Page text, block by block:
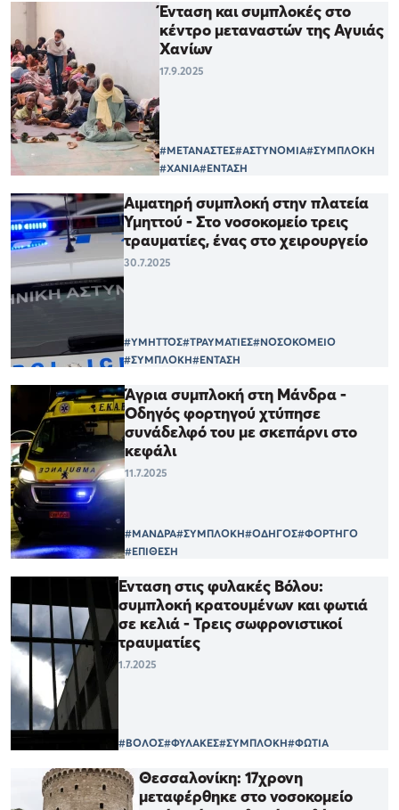
Ένταση και συμπλοκές στο
κέντρο μεταναστών της Αγυιάς
Χανίων
17.9.2025
#ΜΕΤΑΝΑΣΤΕΣ#ΑΣΤΥΝΟΜΙΑ#ΣΥΜΠΛΟΚΗ
#ΧΑΝΙΑ#ΕΝΤΑΣΗ
Αιματηρή συμπλοκή στην πλατεία
Υμηττού - Στο νοσοκομείο τρεις
τραυματίες, ένας στο χειρουργείο
30.7.2025
#ΥΜΗΤΤΟΣ#ΤΡΑΥΜΑΤΙΕΣ#ΝΟΣΟΚΟΜΕΙΟ
#ΣΥΜΠΛΟΚΗ#ΕΝΤΑΣΗ
Άγρια συμπλοκή στη Μάνδρα -
Οδηγός φορτηγού χτύπησε
συνάδελφό του με σκεπάρνι στο
κεφάλι
11.7.2025
#ΜΑΝΔΡΑ#ΣΥΜΠΛΟΚΗ#ΟΔΗΓΟΣ#ΦΟΡΤΗΓΟ
#ΕΠΙΘΕΣΗ
Ένταση στις φυλακές Βόλου:
συμπλοκή κρατουμένων και φωτιά
σε κελιά - Τρεις σωφρονιστικοί
τραυματίες
1.7.2025
#ΒΟΛΟΣ#ΦΥΛΑΚΕΣ#ΣΥΜΠΛΟΚΗ#ΦΩΤΙΑ
Θεσσαλονίκη: 17χρονη
μεταφέρθηκε στο νοσοκομείο